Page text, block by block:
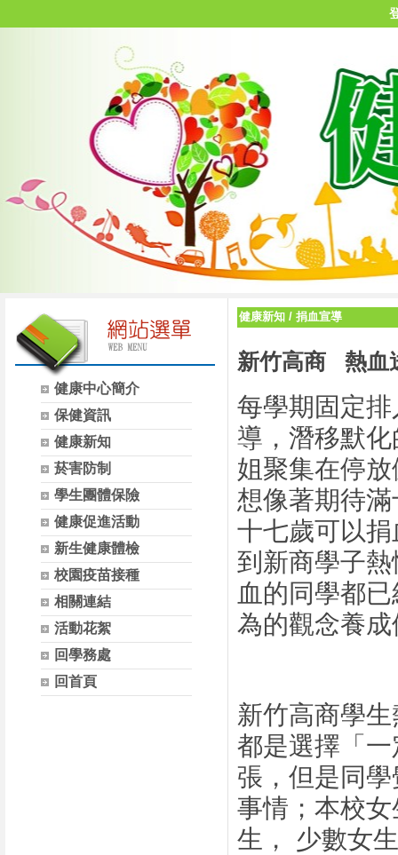
健康中心簡介
保健資訊
健康新知
菸害防制
學生團體保險
健康促進活動
新生健康體檢
校園疫苗接種
相關連結
活動花絮
回學務處
回首頁
健康新知 / 捐血宣導
新竹高商 熱血
每學期固定
導，潛移默
姐聚集在停
想像著期待
十七歲可以
到新商學子
血的同學都
為的觀念養
新竹高商學
都是選擇「
張，但是同
事情；本校
生，
少數女